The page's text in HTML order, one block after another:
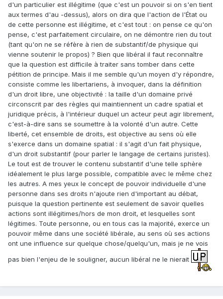
d'un particulier est illégitime (que c'est un pouvoir si on s'en tient
aux termes d'au -dessus), alors on dira que l'action de l'État ou
de cette personne est illégitime, et c'est tout : on pense ce qu'on
pense, c'est parfaitement circulaire, on ne démontre rien du tout
(tant qu'on ne se réfère à rien de substantif/de physique qui
vienne soutenir le propos) ? Bien que libéral il faut reconnaître
que la question est difficile à traiter sans tomber dans cette
pétition de principe. Mais il me semble qu'un moyen d'y répondre,
consiste comme les libertariens, à invoquer, dans la définition
d'un droit libre, une objectivité : la taille d'un domaine privé
circonscrit par des règles qui maintiennent un cadre spatial et
juridique précis, à l'intérieur duquel un acteur peut agir librement,
c'est-à-dire sans se soumettre à la volonté d'un autre. Cette
liberté, cet ensemble de droits, est objective au sens où elle
s'exerce dans un domaine spatial : il s'agit d'un fait physique,
d'un droit substantif (pour parler le langage de certains juristes).
Le tout est de trouver le contenu substantif d'une telle sphère
idéalement le plus large possible, compatible avec le même chez
les autres. A mes yeux le concept de pouvoir individuelle d'une
personne dans ses droits n'ajoute rien d'important au débat,
puisque la question pertinente est seulement de savoir quelles
actions sont illégitimes/hors de mon droit, et lesquelles sont
légitimes. Toute personne, ou en tous cas la majorité, exerce un
pouvoir même dans une société libérale, au sens où ses actions
ont une influence sur quelque chose/quelqu'un, mais je ne vois
pas bien l'enjeu de le souligner, aucun libéral ne le nierait